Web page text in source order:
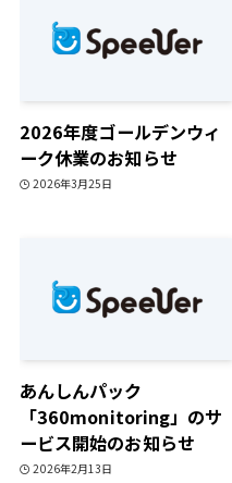
2026年度ゴールデンウィ
ーク休業のお知らせ
2026年3月25日
あんしんパック
「360monitoring」のサ
ービス開始のお知らせ
2026年2月13日